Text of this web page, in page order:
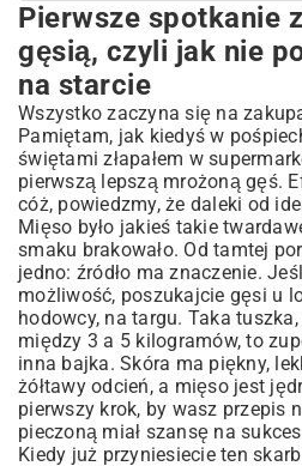
Pierwsze spotkanie z gęsią, czyli
polec na starcie
Marynata – dusza całej potrawy
Co do gęsi? Kompletujemy
smaku
Operacja: Pieczenie.
kroku dla niewtajemniczonych
Wielki finał, czyli gęś wjeżdża na
Spowiedź kucharza: moje
wpadki z gęsiną
A co po uczcie? Drugie życie
Pierwsze spotkanie z
gęsią, czyli jak nie
na starcie
Wszystko zaczyna się na
Pamiętam, jak kiedyś w
świętami złapałem w
pierwszą lepszą mrożoną gęś.
cóż, powiedzmy, że daleki od
Mięso było jakieś takie
smaku brakowało. Od tamtej
jedno: źródło ma znaczenie.
możliwość, poszukajcie gęsi u
hodowcy, na targu. Taka
między 3 a 5 kilogramów, to
inna bajka. Skóra ma piękny,
żółtawy odcień, a mięso jest
pierwszy krok, by wasz przepis
pieczoną miał szansę na
Kiedy już przyniesiecie ten